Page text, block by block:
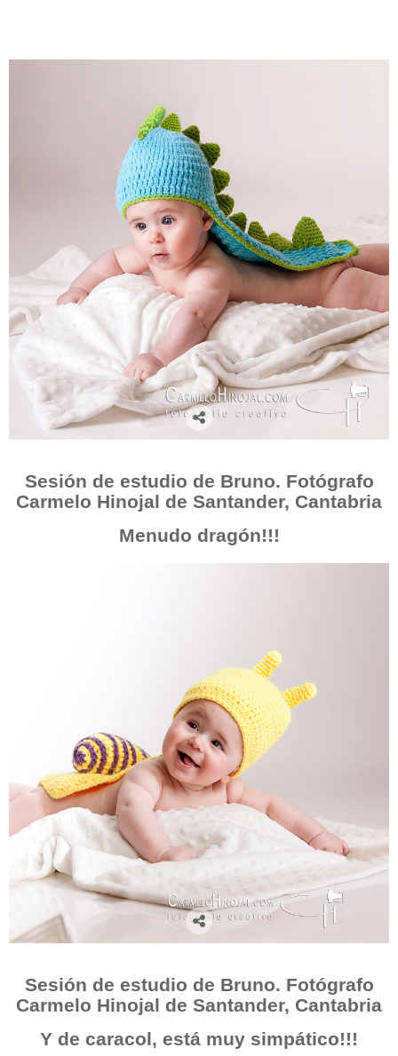
Sesión de estudio de Bruno. Fotógrafo
Carmelo Hinojal de Santander, Cantabria
Menudo dragón!!!
Sesión de estudio de Bruno. Fotógrafo
Carmelo Hinojal de Santander, Cantabria
Y de caracol, está muy simpático!!!